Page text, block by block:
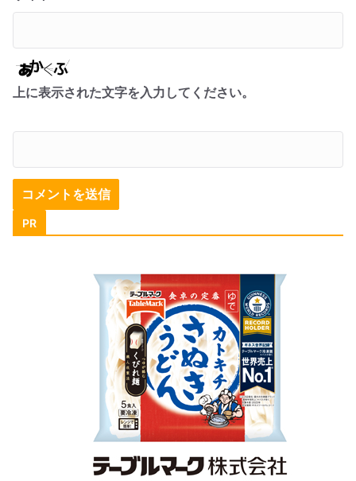
上に表示された文字を入力してください。
PR